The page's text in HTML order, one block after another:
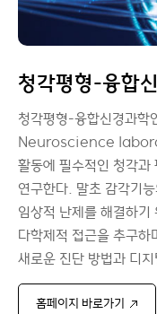
청각평형-융합
청각평형-융합신경
Neuroscience
활동에 필수적인 청각과
연구한다. 말초 감각기
임상적 난제를 해결하
다학제적 접근을 추구
새로운 진단 방법과 디
홈페이지 바로가기